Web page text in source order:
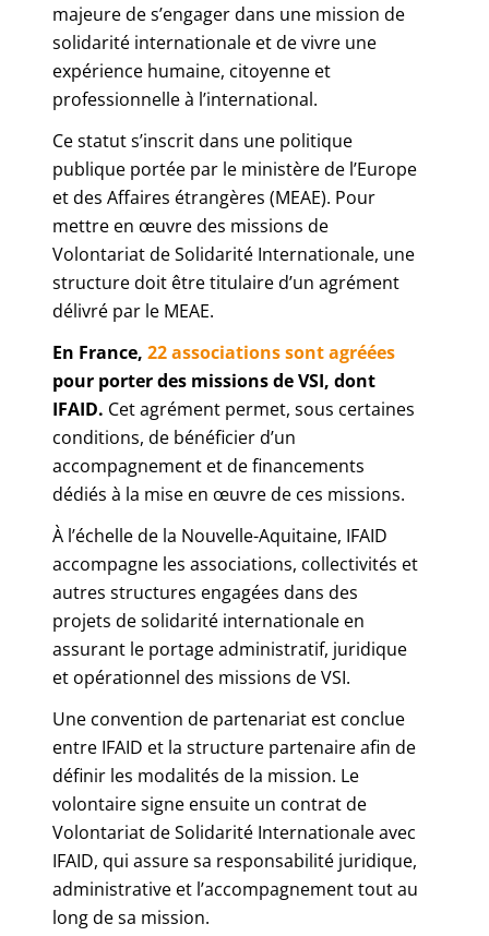
majeure de s’engager dans une mission de
solidarité internationale et de vivre une
expérience humaine, citoyenne et
professionnelle à l’international.
Ce statut s’inscrit dans une politique
publique portée par le ministère de l’Europe
et des Affaires étrangères (MEAE). Pour
mettre en œuvre des missions de
Volontariat de Solidarité Internationale, une
structure doit être titulaire d’un agrément
délivré par le MEAE.
En France,22 associations sont agréées
pour porter des missions de VSI, dont
IFAID. Cet agrément permet, sous certaines
conditions, de bénéficier d’un
accompagnement et de financements
dédiés à la mise en œuvre de ces missions.
À l’échelle de la Nouvelle-Aquitaine, IFAID
accompagne les associations, collectivités et
autres structures engagées dans des
projets de solidarité internationale en
assurant le portage administratif, juridique
et opérationnel des missions de VSI.
Une convention de partenariat est conclue
entre IFAID et la structure partenaire afin de
définir les modalités de la mission. Le
volontaire signe ensuite un contrat de
Volontariat de Solidarité Internationale avec
IFAID, qui assure sa responsabilité juridique,
administrative et l’accompagnement tout au
long de sa mission.